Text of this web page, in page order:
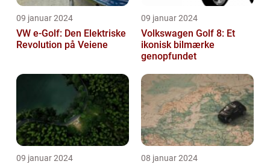
09 januar 2024
VW e-Golf: Den Elektriske
Revolution på Veiene
09 januar 2024
Volkswagen Golf 8: Et
ikonisk bilmærke
genopfundet
09 januar 2024 08 januar 2024